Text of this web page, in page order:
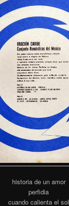
historia de un amor
perfidia
cuando calienta el sol